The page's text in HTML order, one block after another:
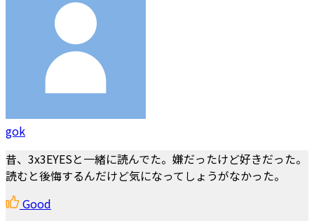
gok
昔、3x3EYESと一緒に読んでた。嫌だったけど好きだった。
読むと後悔するんだけど気になってしょうがなかった。
Good